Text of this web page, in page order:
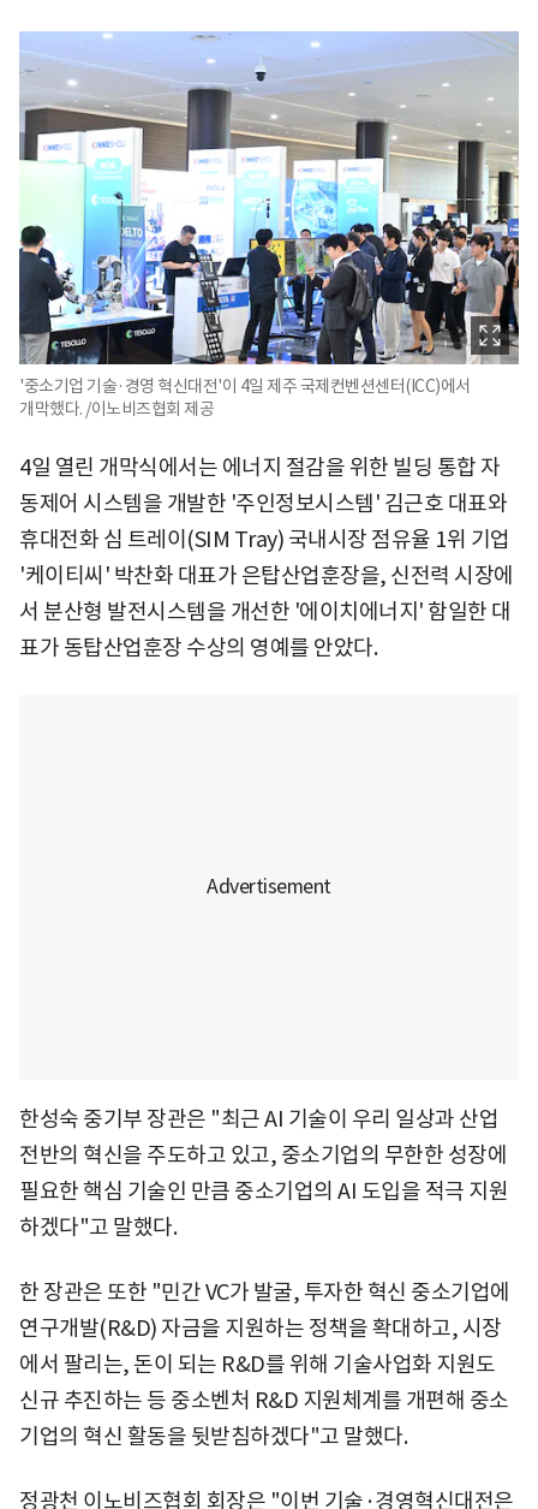
'중소기업 기술·경영 혁신대전'이 4일 제주 국제컨벤션센터(ICC)에서
개막했다. /이노비즈협회 제공
4일 열린 개막식에서는 에너지 절감을 위한 빌딩 통합 자
동제어 시스템을 개발한 '주인정보시스템' 김근호 대표와
휴대전화 심 트레이(SIM Tray) 국내시장 점유율 1위 기업
'케이티씨' 박찬화 대표가 은탑산업훈장을, 신전력 시장에
서 분산형 발전시스템을 개선한 '에이치에너지' 함일한 대
표가 동탑산업훈장 수상의 영예를 안았다.
한성숙 중기부 장관은 "최근 AI 기술이 우리 일상과 산업
전반의 혁신을 주도하고 있고, 중소기업의 무한한 성장에
필요한 핵심 기술인 만큼 중소기업의 AI 도입을 적극 지원
하겠다"고 말했다.
한 장관은 또한 "민간 VC가 발굴, 투자한 혁신 중소기업에
연구개발(R&D) 자금을 지원하는 정책을 확대하고, 시장
에서 팔리는, 돈이 되는 R&D를 위해 기술사업화 지원도
신규 추진하는 등 중소벤처 R&D 지원체계를 개편해 중소
기업의 혁신 활동을 뒷받침하겠다"고 말했다.
정광천 이노비즈협회 회장은 "이번 기술·경영혁신대전은